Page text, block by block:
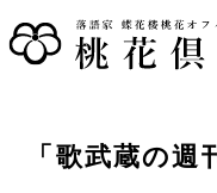
「歌武蔵の